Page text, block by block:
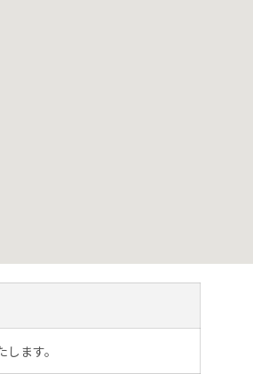
ます。